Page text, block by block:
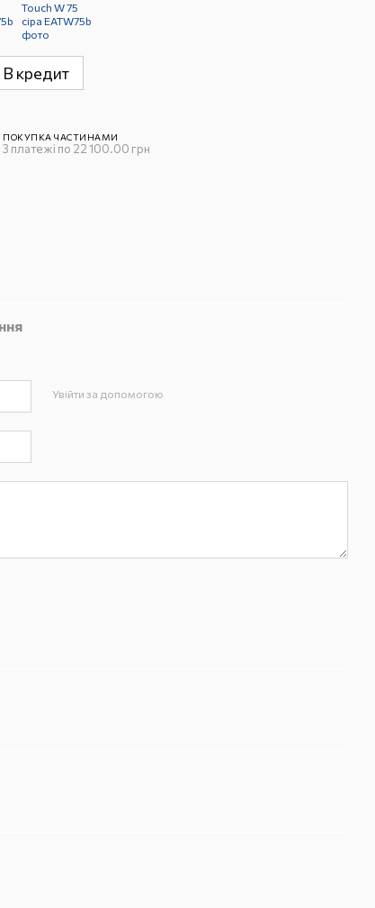
В кредит
ПОКУПКА ЧАСТИНАМИ
3 платежі по 22 100.00 грн
Увійти за допомогою